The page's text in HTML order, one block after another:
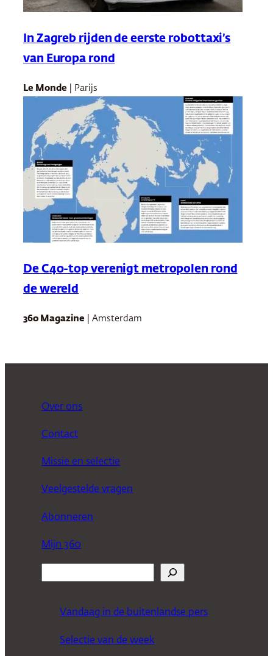
In Zagreb rijden de eerste robottaxi’s
van Europa rond
Le Monde | Parijs
De C40-top verenigt metropolen rond
de wereld
360 Magazine | Amsterdam
Over ons
Contact
Missie en selectie
Veelgestelde vragen
Abonneren
Mijn 360
Vandaag in de buitenlandse pers
Selectie van de week